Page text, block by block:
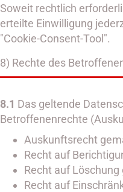
Soweit rechtlich
erteilte Einwilligung
"Cookie-Consent-Tool".
8) Rechte des
8.1 Das geltende
Betroffenenrechte
Auskunftsrecht
Recht auf
Recht auf Löschung
Recht auf